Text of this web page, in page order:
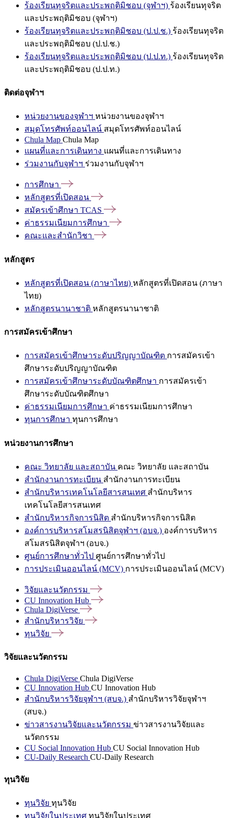
ร้องเรียนทุจริตและประพฤติมิชอบ (จุฬาฯ) ร้องเรียนทุจริต
และประพฤติมิชอบ (จุฬาฯ)
ร้องเรียนทุจริตและประพฤติมิชอบ (ป.ป.ช.) ร้องเรียนทุจริต
และประพฤติมิชอบ (ป.ป.ช.)
ร้องเรียนทุจริตและประพฤติมิชอบ (ป.ป.ท.) ร้องเรียนทุจริต
และประพฤติมิชอบ (ป.ป.ท.)
ติดต่อจุฬาฯ
หน่วยงานของจุฬาฯ หน่วยงานของจุฬาฯ
สมุดโทรศัพท์ออนไลน์ สมุดโทรศัพท์ออนไลน์
Chula Map Chula Map
แผนที่และการเดินทาง แผนที่และการเดินทาง
ร่วมงานกับจุฬาฯ ร่วมงานกับจุฬาฯ
การศึกษา
หลักสูตรที่เปิดสอน
สมัครเข้าศึกษา TCAS
ค่าธรรมเนียมการศึกษา
คณะและสำนักวิชา
หลักสูตร
หลักสูตรที่เปิดสอน (ภาษาไทย) หลักสูตรที่เปิดสอน (ภาษา
ไทย)
หลักสูตรนานาชาติ หลักสูตรนานาชาติ
การสมัครเข้าศึกษา
การสมัครเข้าศึกษาระดับปริญญาบัณฑิต การสมัครเข้า
ศึกษาระดับปริญญาบัณฑิต
การสมัครเข้าศึกษาระดับบัณฑิตศึกษา การสมัครเข้า
ศึกษาระดับบัณฑิตศึกษา
ค่าธรรมเนียมการศึกษา ค่าธรรมเนียมการศึกษา
ทุนการศึกษา ทุนการศึกษา
หน่วยงานการศึกษา
คณะ วิทยาลัย และสถาบัน คณะ วิทยาลัย และสถาบัน
สำนักงานการทะเบียน สำนักงานการทะเบียน
สำนักบริหารเทคโนโลยีสารสนเทศ สำนักบริหาร
เทคโนโลยีสารสนเทศ
สำนักบริหารกิจการนิสิต สำนักบริหารกิจการนิสิต
องค์การบริหารสโมสรนิสิตจุฬาฯ (อบจ.) องค์การบริหาร
สโมสรนิสิตจุฬาฯ (อบจ.)
ศูนย์การศึกษาทั่วไป ศูนย์การศึกษาทั่วไป
การประเมินออนไลน์ (MCV) การประเมินออนไลน์ (MCV)
วิจัยและนวัตกรรม
CU Innovation Hub
Chula DigiVerse
สำนักบริหารวิจัย
ทุนวิจัย
วิจัยและนวัตกรรม
Chula DigiVerse Chula DigiVerse
CU Innovation Hub CU Innovation Hub
สำนักบริหารวิจัยจุฬาฯ (สบจ.) สำนักบริหารวิจัยจุฬาฯ
(สบจ.)
ข่าวสารงานวิจัยและนวัตกรรม ข่าวสารงานวิจัยและ
นวัตกรรม
CU Social Innovation Hub CU Social Innovation Hub
CU-Daily Research CU-Daily Research
ทุนวิจัย
ทุนวิจัย ทุนวิจัย
ทุนวิจัยในประเทศ ทุนวิจัยในประเทศ